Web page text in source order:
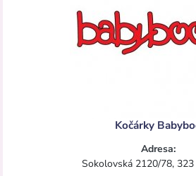
Kočárky
Adresa:
Sokolovská 2120/78, 323